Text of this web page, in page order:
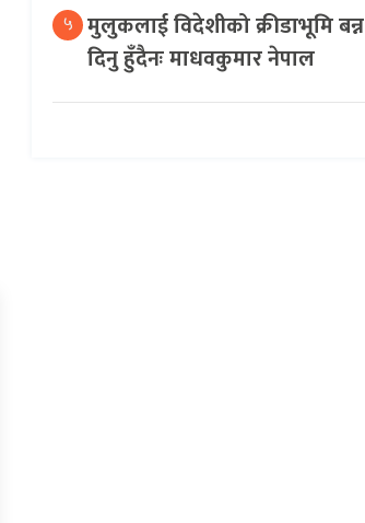
५ मुलुकलाई विदेशीको क्रीडाभूमि बन्न
दिनु हुँदैनः माधवकुमार नेपाल